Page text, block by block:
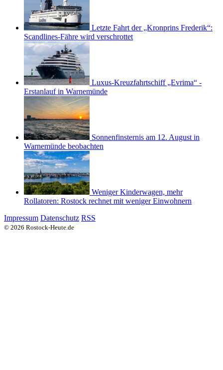
Letzte Fahrt der „Kronprins Frederik“:
Scandlines-Fähre wird verschrottet
Luxus-Kreuzfahrtschiff „Evrima“ -
Erstanlauf in Warnemünde
Sonnenfinsternis am 12. August in
Warnemünde beobachten
Weniger Kinderwagen, mehr
Rollatoren: Rostock rechnet mit weniger Einwohnern
Impressum Datenschutz RSS
© 2026 Rostock-Heute.de